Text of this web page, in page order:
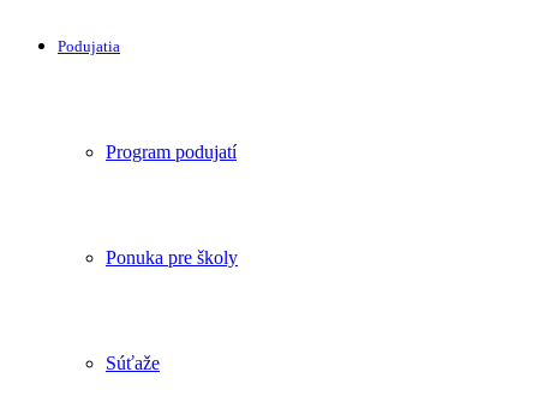
Podujatia
Program podujatí
Ponuka pre školy
Súťaže